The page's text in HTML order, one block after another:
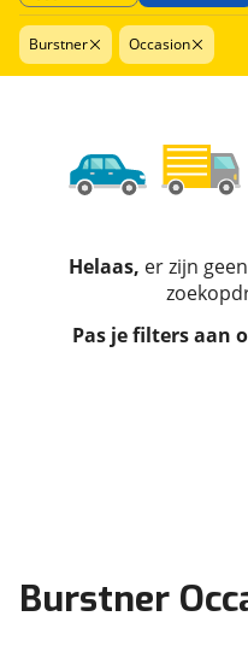
Burstner Occasion
Helaas, er zijn
Pas je filters aan
Burstner